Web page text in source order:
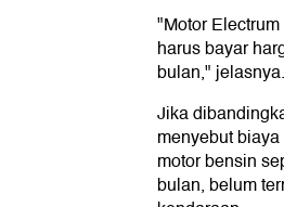
"Motor
harus bayar
bulan," jelasnya.
Jika
menyebut
motor bensin
bulan, belum